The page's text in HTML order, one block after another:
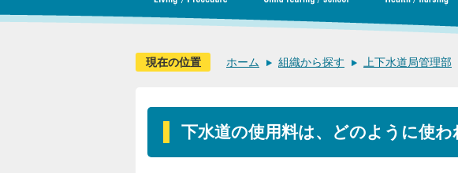
現在の位置 ホーム 組織から探す 上下水道局管理部
下水道の使用料は、どのように使